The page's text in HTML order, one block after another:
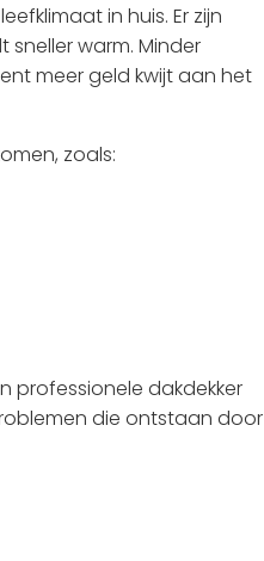
in huis. Er zijn
warm. Minder
meer geld kwijt aan het
zoals:
professionele dakdekker
die ontstaan door